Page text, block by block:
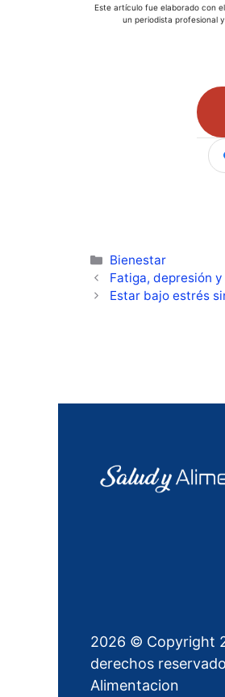
Este artículo fue elaborado con
un periodista profesional
Categorías
Bienestar
Fatiga, depresión
Estar bajo estrés
2026 © Copyright
derechos
Alimentacion